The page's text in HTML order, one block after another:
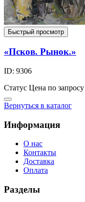
Быстрый просмотр
«Псков. Рынок.»
ID: 9306
Статус Цена по запросу
Вернуться в каталог
Информация
О нас
Контакты
Доставка
Оплата
Разделы